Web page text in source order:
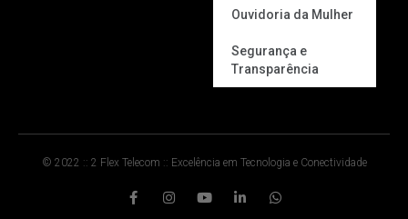
Ouvidoria da Mulher
Segurança e
Transparência
© 2022 :: 2 Flex Telecom :: Excelência em Tecnologia e Conectividade